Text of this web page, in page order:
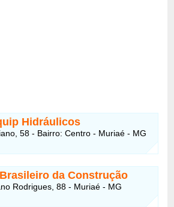
Hidráulicos
58 - Bairro: Centro - Muriaé - MG
da Construção
Rodrigues, 88 - Muriaé - MG